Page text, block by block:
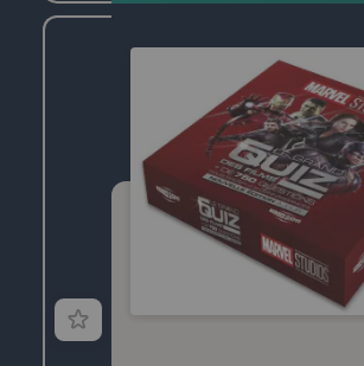
paradant sur des monutures assez
Travaillant depuis désormais 10 ans
métal qu'ils affectionnent
collaboré avec des groupes tels que
Queens of the Stone, Slipknot et